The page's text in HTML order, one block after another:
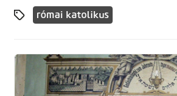
római katolikus